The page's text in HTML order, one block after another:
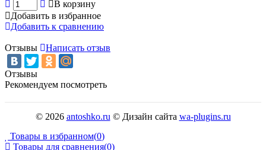
В корзину
Добавить в избранное
Добавить к сравнению
Отзывы Написать отзыв
Отзывы
Рекомендуем посмотреть
© 2026 antoshko.ru © Дизайн сайта wa-plugins.ru
Товары в избранном(0)
Товары для сравнения(0)